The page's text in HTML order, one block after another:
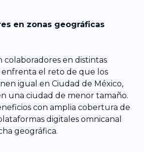
en zonas geográficas
colaboradores en distintas
enfrenta el reto de que los
igual en Ciudad de México,
una ciudad de menor tamaño.
con amplia cobertura de
digitales omnicanal
geográfica.